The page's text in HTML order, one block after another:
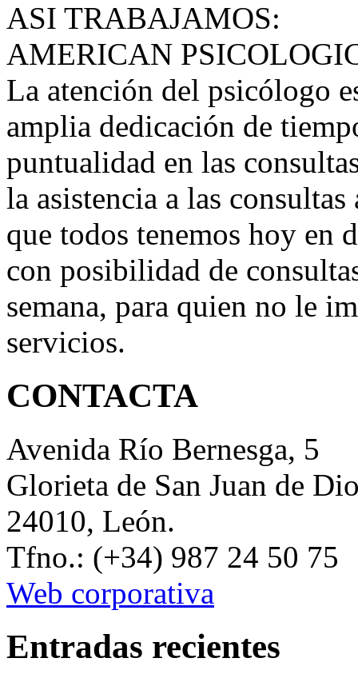
ASI TRABAJAMOS:
AMERICAN
La atención del psicólogo
amplia dedicación de
puntualidad en las
la asistencia a las
que todos tenemos hoy en
con posibilidad de
semana, para quien no le
servicios.
CONTACTA
Avenida Río Bernesga, 5
Glorieta de San Juan de
24010, León.
Tfno.: (+34) 987 24 50 75
Web corporativa
Entradas recientes